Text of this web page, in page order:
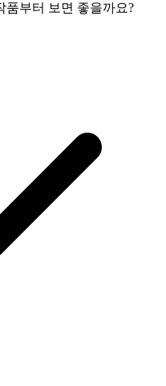
품부터 보면 좋을까요?